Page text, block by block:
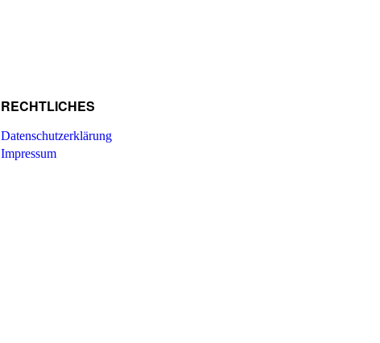
RECHTLICHES
Datenschutzerklärung
Impressum